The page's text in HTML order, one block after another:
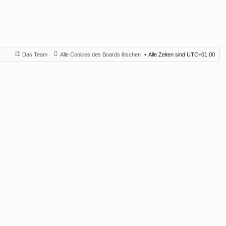
Alle Zeiten sind UTC+01:00
Alle Cookies des Boards löschen
Das Team